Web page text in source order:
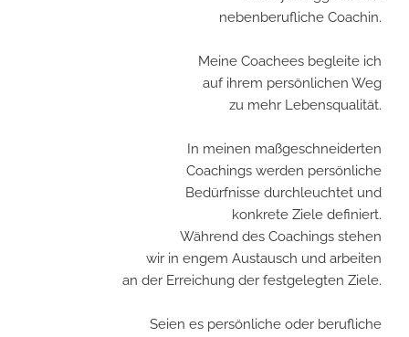
nebenberufliche Coachin.
Meine Coachees begleite ich
auf ihrem persönlichen Weg
zu mehr Lebensqualität.
In meinen maßgeschneiderten
Coachings werden persönliche
Bedürfnisse durchleuchtet und
konkrete Ziele definiert.
Während des Coachings stehen
wir in engem Austausch und arbeiten
an der Erreichung der festgelegten Ziele.
Seien es persönliche oder berufliche